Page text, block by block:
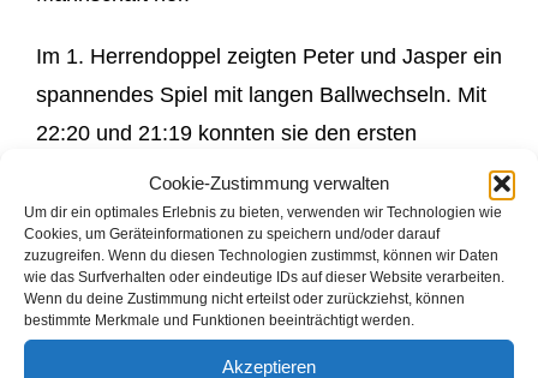
Cookie-Zustimmung verwalten
Um dir ein optimales Erlebnis zu bieten, verwenden wir Technologien wie
Cookies, um Geräteinformationen zu speichern und/oder darauf
zuzugreifen. Wenn du diesen Technologien zustimmst, können wir Daten
wie das Surfverhalten oder eindeutige IDs auf dieser Website verarbeiten.
Wenn du deine Zustimmung nicht erteilst oder zurückziehst, können
bestimmte Merkmale und Funktionen beeinträchtigt werden.
Akzeptieren
Im 1. Herrendoppel zeigten Peter und Jasper ein
spannendes Spiel mit langen Ballwechseln. Mit
22:20 und 21:19 konnten sie den ersten
Spielpunkt für den BCK holen. Marc und André
konnten es Ihnen gleichtun, mit 21:12 und 21:14
zeigten die beiden ihr Können und fuhren den
zweiten Sieg ein. Im Damendoppel konnten
auch Jacky und Meike überzeugen, mit 21:19
und 21:13 konnte man den dritten Sieg perfekt